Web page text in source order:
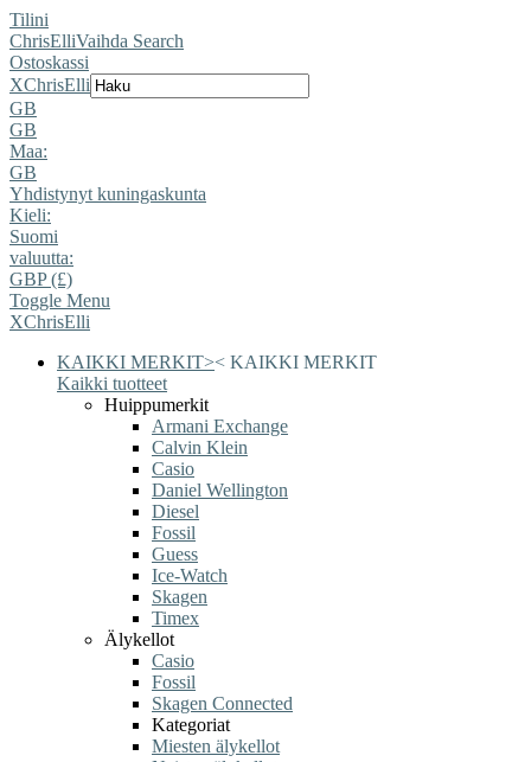
Tilini
ChrisElliVaihda Search
Ostoskassi
XChrisElli
GB
GB
Maa:
GB
Yhdistynyt kuningaskunta
Kieli:
Suomi
valuutta:
GBP (£)
Toggle Menu
XChrisElli
KAIKKI MERKIT>< KAIKKI MERKIT
Kaikki tuotteet
Huippumerkit
Armani Exchange
Calvin Klein
Casio
Daniel Wellington
Diesel
Fossil
Guess
Ice-Watch
Skagen
Timex
Älykellot
Casio
Fossil
Skagen Connected
Kategoriat
Miesten älykellot